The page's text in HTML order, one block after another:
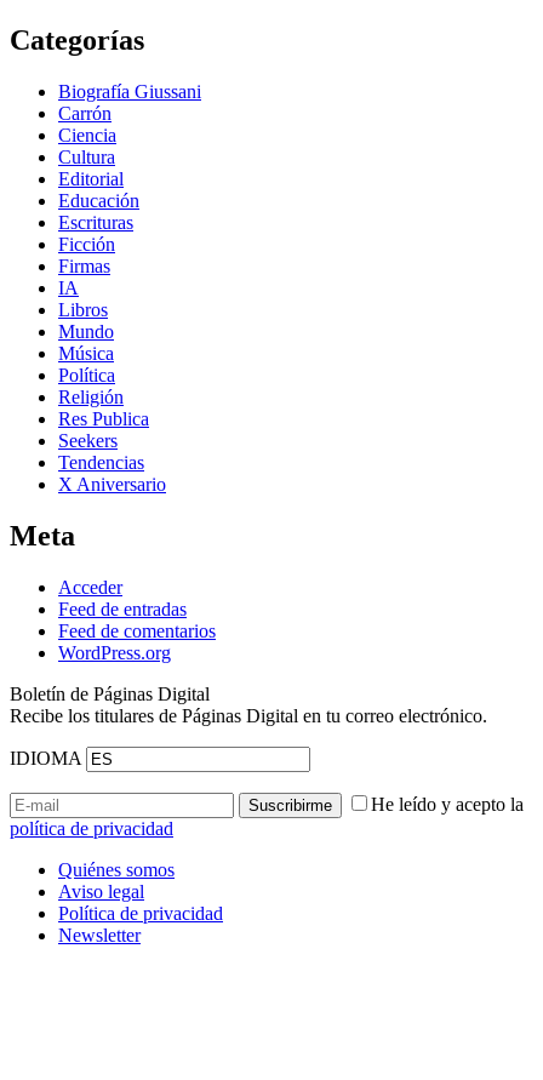
Categorías
Biografía Giussani
Carrón
Ciencia
Cultura
Editorial
Educación
Escrituras
Ficción
Firmas
IA
Libros
Mundo
Música
Política
Religión
Res Publica
Seekers
Tendencias
X Aniversario
Meta
Acceder
Feed de entradas
Feed de comentarios
WordPress.org
Boletín de Páginas Digital
Recibe los titulares de Páginas Digital en tu correo electrónico.
IDIOMA
He leído y acepto la
política de privacidad
Quiénes somos
Aviso legal
Política de privacidad
Newsletter